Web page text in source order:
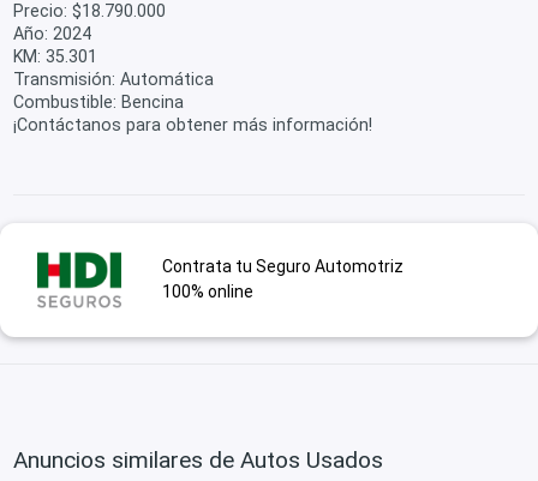
Precio: $18.790.000
Año: 2024
KM: 35.301
Transmisión: Automática
Combustible: Bencina
¡Contáctanos para obtener más información!
Contrata tu Seguro Automotriz
100% online
Anuncios similares de Autos Usados